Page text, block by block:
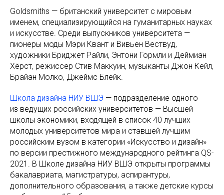
Goldsmiths — британский университет с мировым
именем, специализирующийся на гуманитарных науках
и искусстве. Среди выпускников университета —
пионеры моды Мэри Квант и Вивьен Вествуд,
художники Бриджет Райли, Энтони Гормли и Деймиан
Хёрст, режиссер Стив Маккуин, музыканты Джон Кейл,
Брайан Молко, Джеймс Блейк.
Школа дизайна НИУ ВШЭ — подразделение одного
из ведущих российских университетов — Высшей
школы экономики, входящей в список 40 лучших
молодых университетов мира и ставшей лучшим
российским вузом в категории «Искусство и дизайн»
по версии престижного международного рейтинга QS-
2021. В Школе дизайна НИУ ВШЭ открыты программы
бакалавриата, магистратуры, аспирантуры,
дополнительного образования, а также детские курсы